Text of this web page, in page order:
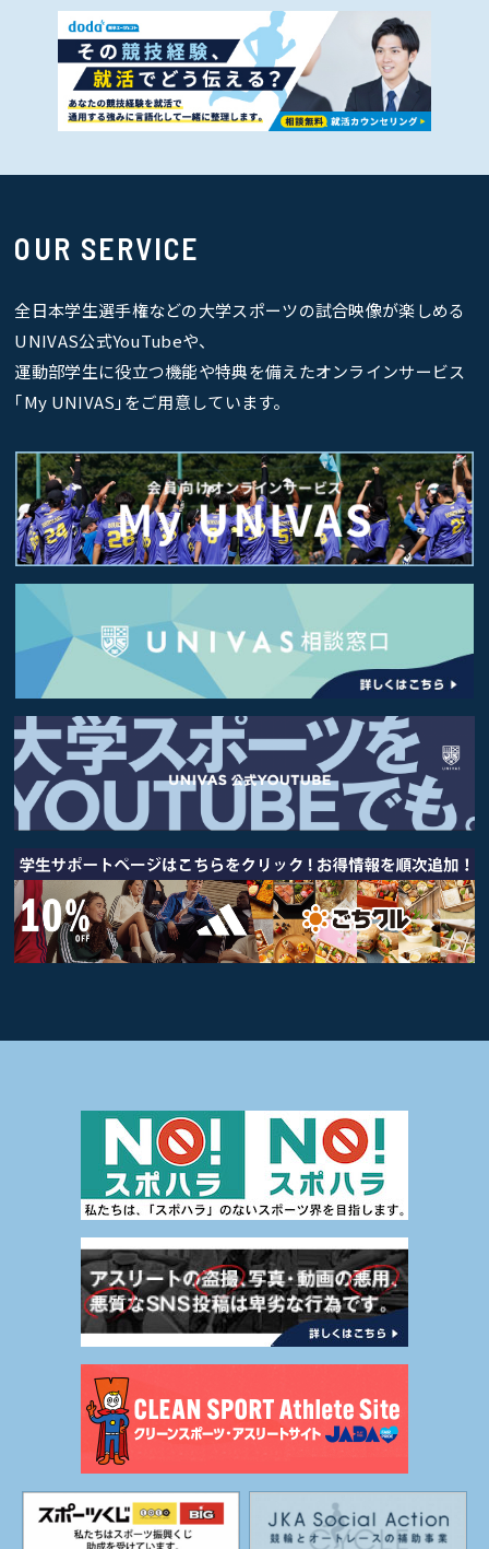
OUR SERVICE
全日本学生選手権などの大学スポーツの試合映像が楽しめる
UNIVAS公式YouTubeや、
運動部学生に役立つ機能や特典を備えたオンラインサービス
｢My UNIVAS｣をご用意しています。